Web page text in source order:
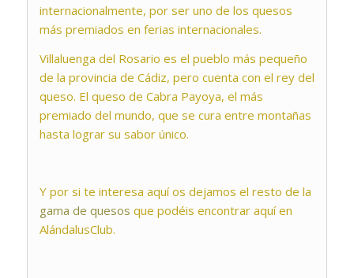
internacionalmente, por ser uno de los quesos
más premiados en ferias internacionales.
Villaluenga del Rosario es el pueblo más pequeño
de la provincia de Cádiz, pero cuenta con el rey del
queso. El queso de Cabra Payoya, el más
premiado del mundo, que se cura entre montañas
hasta lograr su sabor único.
Y por si te interesa aquí os dejamos el resto de la
gama de quesos que podéis encontrar aquí en
AlándalusClub.